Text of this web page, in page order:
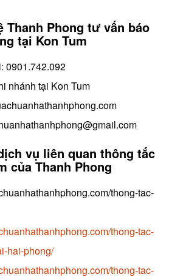
Thanh Phong tư vấn báo
tại Kon Tum
0901.742.092
nhánh tại Kon Tum
vụ liên quan thông tắc
của Thanh Phong
thong-tac-
thong-tac-
hai-phong/
thong-tac-